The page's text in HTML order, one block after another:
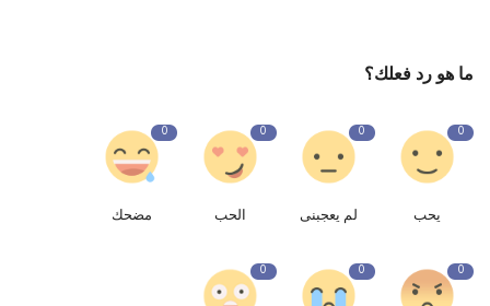
ما هو رد فعلك؟
0
يحب
0
لم يعجبنى
0
الحب
0
مضحك
0
0
0